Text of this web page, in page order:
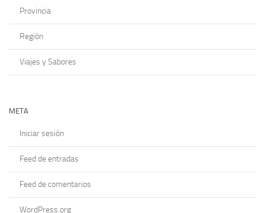
Provincia
Región
Viajes y Sabores
META
Iniciar sesión
Feed de entradas
Feed de comentarios
WordPress.org